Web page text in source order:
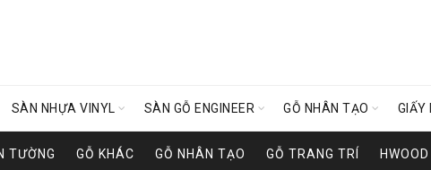
SÀN NHỰA VINYL SÀN GỖ ENGINEER GỖ NHÂN TẠO GIẤY
TƯỜNG GỖ KHÁC GỖ NHÂN TẠO GỖ TRANG TRÍ HWOOD